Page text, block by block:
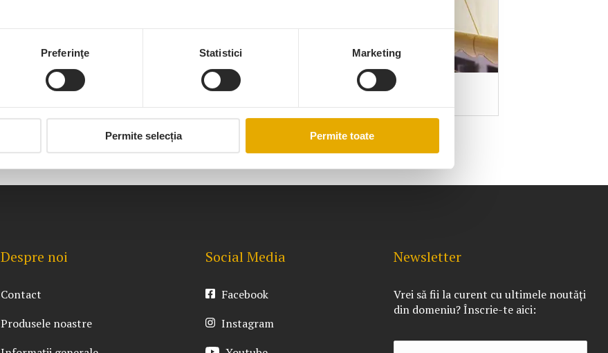
Preferinţe Statistici Marketing
Permite selecția Permite toate
Copertine Mobile Cu Casetă Copertine Cu Raulă
Despre noi
Contact
Produsele noastre
Social Media
Facebook
Instagram
Newsletter
Vrei să fii la curent cu ultimele noutăți
din domeniu? Înscrie-te aici: